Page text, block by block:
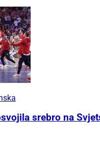
srebro na